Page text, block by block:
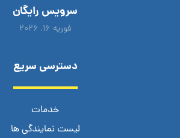
سرویس رایگان
فوریه ۱۶, ۲۰۲۶
دسترسی سریع
خدمات
لیست نمایندگی ها